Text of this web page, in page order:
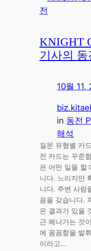
KNIGHT
기사의 동
10월 11,
in 동전
해석
질문 유형별 카
전 카드는 꾸준
은 어떤 일을 할
니다. 느리지만
니다. 주변 사람
음을 갖습니다.
은 결과가 있을
근 해나가는 것
에 꼼꼼함을 발
이라고…